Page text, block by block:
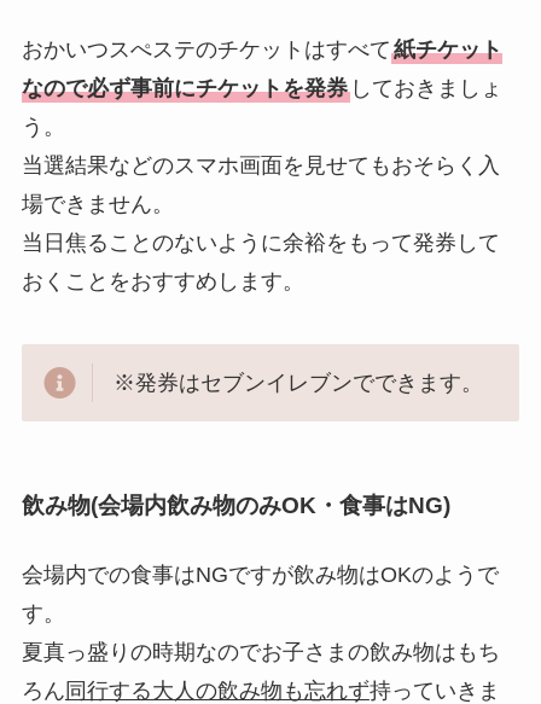
おかいつスぺステのチケットはすべて紙チケット
なので必ず事前にチケットを発券しておきましょ
う。
当選結果などのスマホ画面を見せてもおそらく入
場できません。
当日焦ることのないように余裕をもって発券して
おくことをおすすめします。
※発券はセブンイレブンでできます。
飲み物(会場内飲み物のみOK・食事はNG)
会場内での食事はNGですが飲み物はOKのようで
す。
夏真っ盛りの時期なのでお子さまの飲み物はもち
ろん 同行する大人の飲み物も忘れず持っていきま